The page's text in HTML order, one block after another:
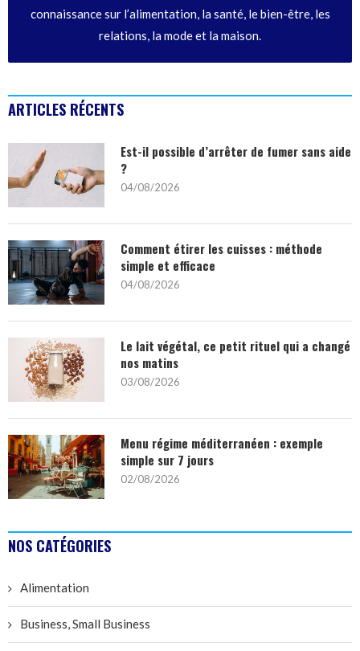
connaissance sur l’alimentation, la santé, le bien-être, les
relations, la mode et la maison.
ARTICLES RÉCENTS
Est-il possible d’arrêter de fumer sans aide
?
04/08/2026
Comment étirer les cuisses : méthode
simple et efficace
04/08/2026
Le lait végétal, ce petit rituel qui a changé
nos matins
03/08/2026
Menu régime méditerranéen : exemple
simple sur 7 jours
02/08/2026
NOS CATÉGORIES
Alimentation
Business, Small Business